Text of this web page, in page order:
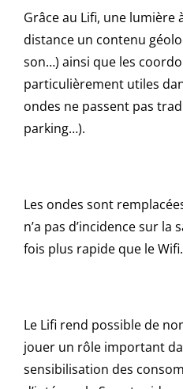
Grâce au Lifi, une lumière
distance un contenu
son…) ainsi que les
particulièrement utiles
ondes ne passent pas
parking…).
Les ondes sont
n’a pas d’incidence sur la
fois plus rapide que le Wifi.
Le Lifi rend possible de
jouer un rôle important
sensibilisation des